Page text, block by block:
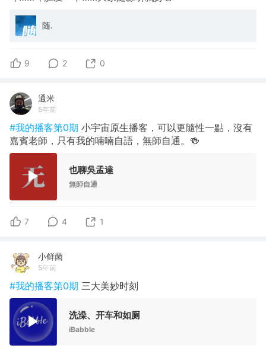
随.
9 2 0
通米
5年前
#我的播客第0期 小宇宙原生播客，可以更隨性一點，沒有
嘉賓老師，只有我的喃喃自語，無師自通。🍻
也聊吳孟達
無師自通
7 4 1
小鲜菌
5年前
#我的播客第0期 三大美妙时刻
洗澡、开车和如厕
iBabble